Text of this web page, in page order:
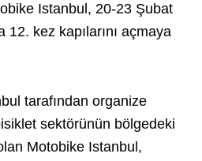
Istanbul, 20-23 Şubat
12. kez kapılarını açmaya
tarafından organize
sektörünün bölgedeki
Motobike Istanbul,